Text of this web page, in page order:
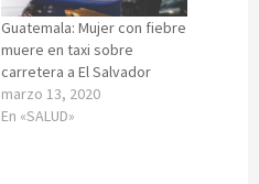
Guatemala: Mujer con fiebre
muere en taxi sobre
carretera a El Salvador
marzo 13, 2020
En «SALUD»